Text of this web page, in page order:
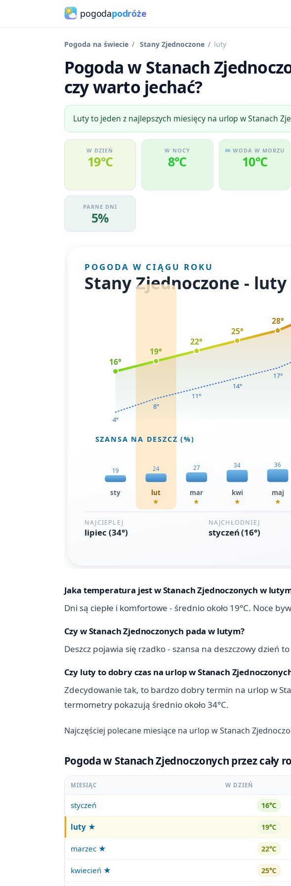
pogodapodróże
Pogoda na świecie Stany Zjednoczone luty
Pogoda w Stanach
czy warto jechać?
Luty to jeden z najlepszych miesięcy na urlop w Stanach
W DZIEŃ
19℃
W NOCY
8℃
WODA W MORZU
10℃
PARNE DNI
5%
Jaka temperatura jest w Stanach Zjednoczonych w
Dni są ciepłe i komfortowe - średnio około 19°C. Noce
Czy w Stanach Zjednoczonych pada w lutym?
Deszcz pojawia się rzadko - szansa na deszczowy dzień to
Czy luty to dobry czas na urlop w Stanach
Zdecydowanie tak, to bardzo dobry termin na urlop w
termometry pokazują średnio około 34°C.
Najczęściej polecane miesiące na urlop w Stanach
Pogoda w Stanach Zjednoczonych przez cały
MIESIĄC W DZIEŃ
styczeń 16℃
luty ★ 19℃
marzec ★ 22℃
kwiecień ★ 25℃